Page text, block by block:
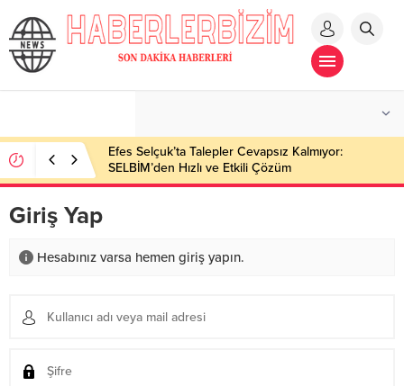
Efes Selçuk’ta Talepler Cevapsız Kalmıyor:
SELBİM’den Hızlı ve Etkili Çözüm
Giriş Yap
Hesabınız varsa hemen giriş yapın.